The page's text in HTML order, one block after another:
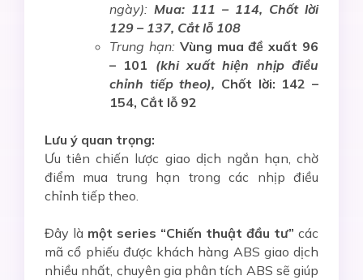
ngày): Mua: 111 – 114, Chốt lời
129 – 137, Cắt lỗ 108
Trung hạn: Vùng mua đề xuất 96
– 101 (khi xuất hiện nhịp điều
chỉnh tiếp theo), Chốt lời: 142 –
154, Cắt lỗ 92
Lưu ý quan trọng:
Ưu tiên chiến lược giao dịch ngắn hạn, chờ
điểm mua trung hạn trong các nhịp điều
chỉnh tiếp theo.
Đây là một series “Chiến thuật đầu tư” các
mã cổ phiếu được khách hàng ABS giao dịch
nhiều nhất, chuyên gia phân tích ABS sẽ giúp